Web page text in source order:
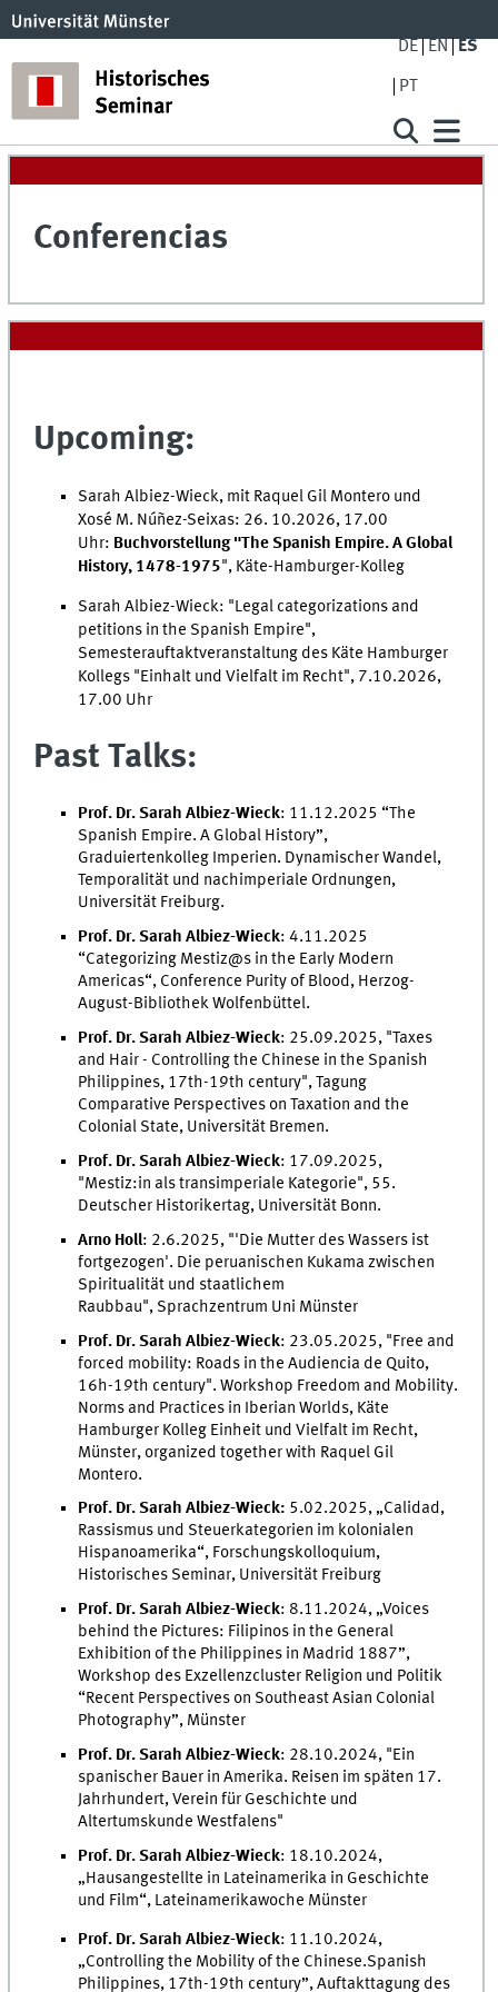
DE EN ES
PT
Conferencias
Upcoming:
Sarah Albiez-Wieck, mit Raquel Gil Montero und
Xosé M. Núñez-Seixas: 26. 10.2026, 17.00
Uhr: Buchvorstellung "The Spanish Empire. A Global
History, 1478-1975", Käte-Hamburger-Kolleg
Sarah Albiez-Wieck: "Legal categorizations and
petitions in the Spanish Empire",
Semesterauftaktveranstaltung des Käte Hamburger
Kollegs "Einhalt und Vielfalt im Recht", 7.10.2026,
17.00 Uhr
Past Talks:
Prof. Dr. Sarah Albiez-Wieck: 11.12.2025 “The
Spanish Empire. A Global History”,
Graduiertenkolleg Imperien. Dynamischer Wandel,
Temporalität und nachimperiale Ordnungen,
Universität Freiburg.
Prof. Dr. Sarah Albiez-Wieck: 4.11.2025
“Categorizing Mestiz@s in the Early Modern
Americas“, Conference Purity of Blood, Herzog-
August-Bibliothek Wolfenbüttel.
Prof. Dr. Sarah Albiez-Wieck: 25.09.2025, "Taxes
and Hair - Controlling the Chinese in the Spanish
Philippines, 17th-19th century", Tagung
Comparative Perspectives on Taxation and the
Colonial State, Universität Bremen.
Prof. Dr. Sarah Albiez-Wieck: 17.09.2025,
"Mestiz:in als transimperiale Kategorie", 55.
Deutscher Historikertag, Universität Bonn.
Arno Holl: 2.6.2025, "'Die Mutter des Wassers ist
fortgezogen'. Die peruanischen Kukama zwischen
Spiritualität und staatlichem
Raubbau", Sprachzentrum Uni Münster
Prof. Dr. Sarah Albiez-Wieck: 23.05.2025, "Free and
forced mobility: Roads in the Audiencia de Quito,
16h-19th century". Workshop Freedom and Mobility.
Norms and Practices in Iberian Worlds, Käte
Hamburger Kolleg Einheit und Vielfalt im Recht,
Münster, organized together with Raquel Gil
Montero.
Prof. Dr. Sarah Albiez-Wieck: 5.02.2025, „Calidad,
Rassismus und Steuerkategorien im kolonialen
Hispanoamerika“, Forschungskolloquium,
Historisches Seminar, Universität Freiburg
Prof. Dr. Sarah Albiez-Wieck: 8.11.2024, „Voices
behind the Pictures: Filipinos in the General
Exhibition of the Philippines in Madrid 1887”,
Workshop des Exzellenzcluster Religion und Politik
“Recent Perspectives on Southeast Asian Colonial
Photography”, Münster
Prof. Dr. Sarah Albiez-Wieck: 28.10.2024, "Ein
spanischer Bauer in Amerika. Reisen im späten 17.
Jahrhundert, Verein für Geschichte und
Altertumskunde Westfalens"
Prof. Dr. Sarah Albiez-Wieck: 18.10.2024,
„Hausangestellte in Lateinamerika in Geschichte
und Film“, Lateinamerikawoche Münster
Prof. Dr. Sarah Albiez-Wieck: 11.10.2024,
„Controlling the Mobility of the Chinese.Spanish
Philippines, 17th-19th century”, Auftakttagung des